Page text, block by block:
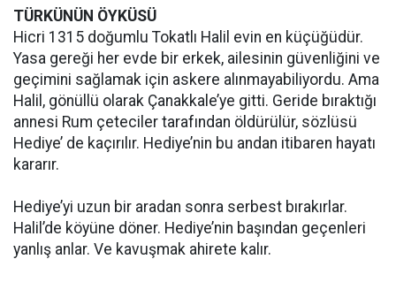
TÜRKÜNÜN ÖYKÜSÜ
Hicri 1315 doğumlu Tokatlı Halil evin en küçüğüdür.
Yasa gereği her evde bir erkek, ailesinin güvenliğini ve
geçimini sağlamak için askere alınmayabiliyordu. Ama
Halil, gönüllü olarak Çanakkale’ye gitti. Geride bıraktığı
annesi Rum çeteciler tarafından öldürülür, sözlüsü
Hediye’ de kaçırılır. Hediye’nin bu andan itibaren hayatı
kararır.
Hediye’yi uzun bir aradan sonra serbest bırakırlar.
Halil’de köyüne döner. Hediye’nin başından geçenleri
yanlış anlar. Ve kavuşmak ahirete kalır.